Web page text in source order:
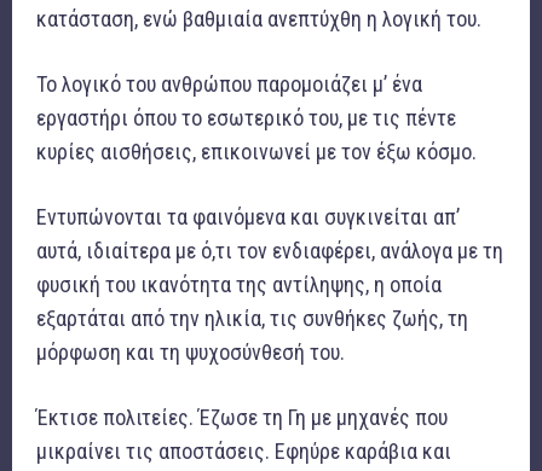
κατάσταση, ενώ βαθμιαία ανεπτύχθη η λογική του.
Το λογικό του ανθρώπου παρομοιάζει μ’ ένα
εργαστήρι όπου το εσωτερικό του, με τις πέντε
κυρίες αισθήσεις, επικοινωνεί με τον έξω κόσμο.
Εντυπώνονται τα φαινόμενα και συγκινείται απ’
αυτά, ιδιαίτερα με ό,τι τον ενδιαφέρει, ανάλογα με τη
φυσική του ικανότητα της αντίληψης, η οποία
εξαρτάται από την ηλικία, τις συνθήκες ζωής, τη
μόρφωση και τη ψυχοσύνθεσή του.
Έκτισε πολιτείες. Έζωσε τη Γη με μηχανές που
μικραίνει τις αποστάσεις. Εφηύρε καράβια και